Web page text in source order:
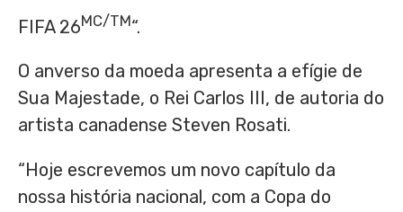
FIFA 26MC/TM“.
O anverso da moeda apresenta a efígie de
Sua Majestade, o Rei Carlos III, de autoria do
artista canadense Steven Rosati.
“Hoje escrevemos um novo capítulo da
nossa história nacional, com a Copa do